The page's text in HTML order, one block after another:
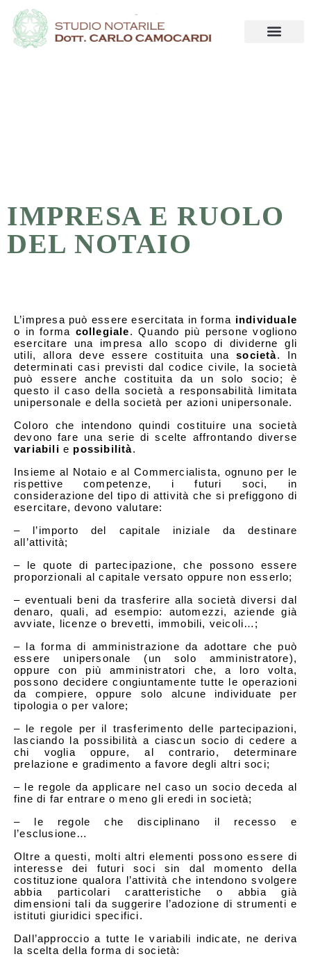
IMPRESA E RUOLO
DEL NOTAIO
L’impresa può essere esercitata in forma individuale
o in forma collegiale. Quando più persone vogliono
esercitare una impresa allo scopo di dividerne gli
utili, allora deve essere costituita unasocietà. In
determinati casi previsti dal codice civile, la società
può essere anche costituita da un solo socio; è
questo il caso della società a responsabilità limitata
unipersonale e della società per azioni unipersonale.
Coloro che intendono quindi costituire una società
devono fare una serie di scelte affrontando diverse
variabili e possibilità.
Insieme al Notaio e al Commercialista, ognuno per le
rispettive competenze, i futuri soci, in
considerazione del tipo di attività che si prefiggono di
esercitare, devono valutare:
– l’importo del capitale iniziale da destinare
all’attività;
– le quote di partecipazione, che possono essere
proporzionali al capitale versato oppure non esserlo;
– eventuali beni da trasferire alla società diversi dal
denaro, quali, ad esempio: automezzi, aziende già
avviate, licenze o brevetti, immobili, veicoli…;
– la forma di amministrazione da adottare che può
essere unipersonale (un solo amministratore),
oppure con più amministratori che, a loro volta,
possono decidere congiuntamente tutte le operazioni
da compiere, oppure solo alcune individuate per
tipologia o per valore;
– le regole per il trasferimento delle partecipazioni,
lasciando la possibilità a ciascun socio di cedere a
chi voglia oppure, al contrario, determinare
prelazione e gradimento a favore degli altri soci;
– le regole da applicare nel caso un socio deceda al
fine di far entrare o meno gli eredi in società;
– le regole che disciplinano il recesso e
l’esclusione…
Oltre a questi, molti altri elementi possono essere di
interesse dei futuri soci sin dal momento della
costituzione qualora l’attività che intendono svolgere
abbia particolari caratteristiche o abbia già
dimensioni tali da suggerire l’adozione di strumenti e
istituti giuridici specifici.
Dall’approccio a tutte le variabili indicate, ne deriva
la scelta della forma di società: